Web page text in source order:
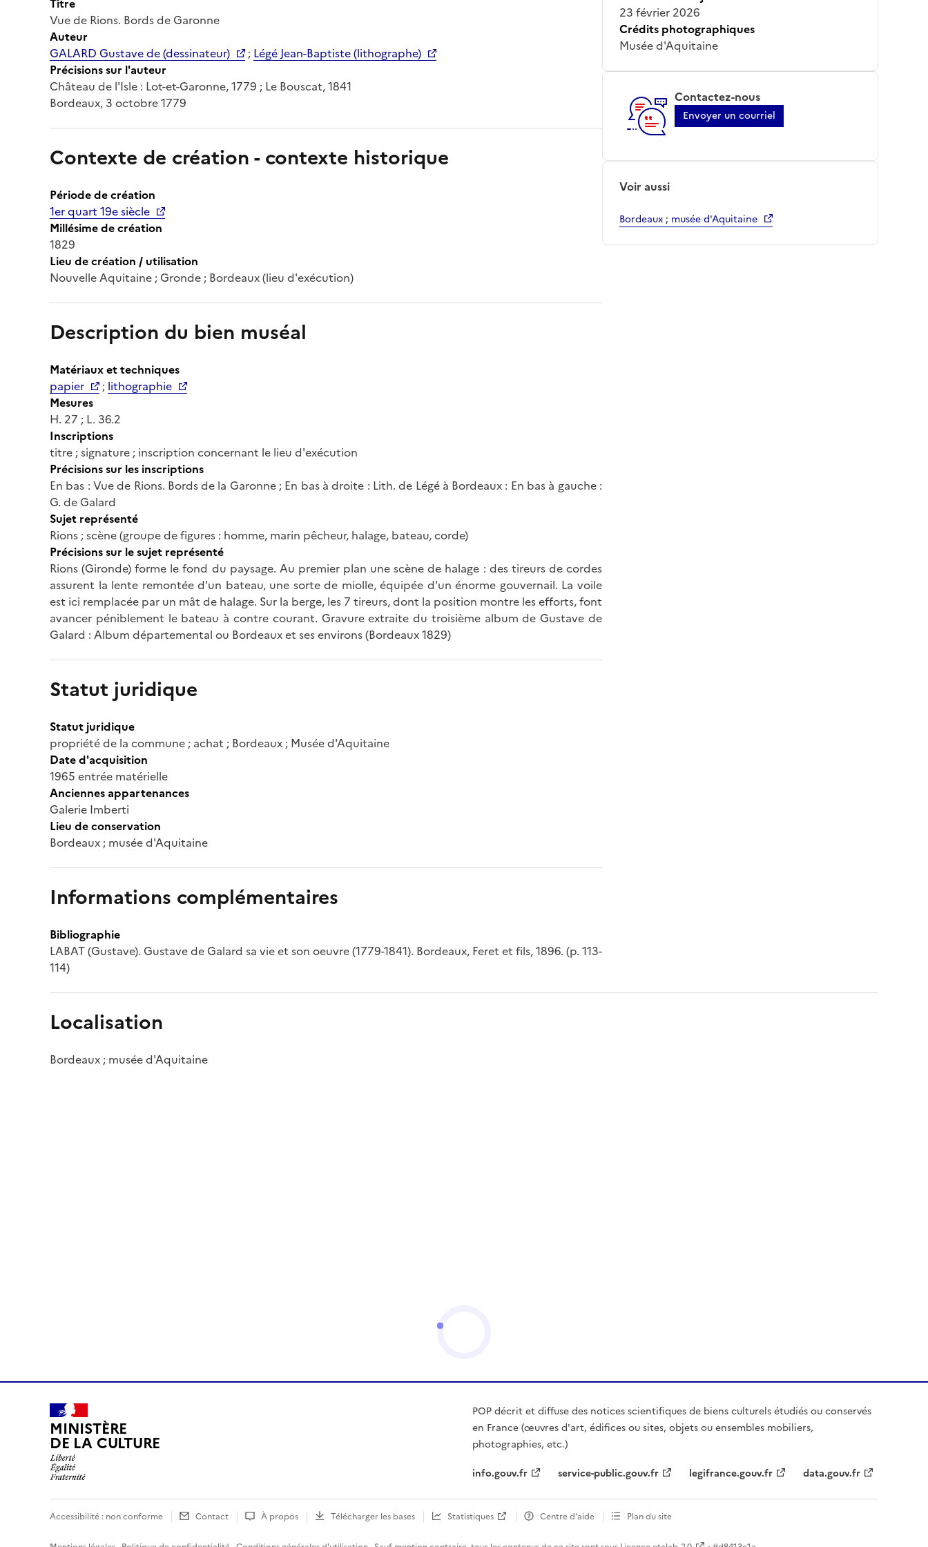
Vue de Rions. Bords de Garonne
Auteur
GALARD Gustave de (dessinateur)
; Légé Jean-Baptiste (lithographe)
Précisions sur l'auteur
Château de l'Isle : Lot-et-Garonne, 1779 ; Le Bouscat, 1841
Bordeaux, 3 octobre 1779
Contexte de création - contexte historique
Période de création
1er quart 19e siècle
Millésime de création
1829
Lieu de création / utilisation
Nouvelle Aquitaine ; Gronde ; Bordeaux (lieu d'exécution)
Description du bien muséal
Matériaux et techniques
papier
; lithographie
Mesures
H. 27 ; L. 36.2
Inscriptions
titre ; signature ; inscription concernant le lieu d'exécution
Précisions sur les inscriptions
En bas : Vue de Rions. Bords de la Garonne ; En bas à droite : Lith. de Légé à Bordeaux : En bas à gauche :
G. de Galard
Sujet représenté
Rions ; scène (groupe de figures : homme, marin pêcheur, halage, bateau, corde)
Précisions sur le sujet représenté
Rions (Gironde) forme le fond du paysage. Au premier plan une scène de halage : des tireurs de cordes
assurent la lente remontée d'un bateau, une sorte de miolle, équipée d'un énorme gouvernail. La voile
est ici remplacée par un mât de halage. Sur la berge, les 7 tireurs, dont la position montre les efforts, font
avancer péniblement le bateau à contre courant. Gravure extraite du troisième album de Gustave de
Galard : Album départemental ou Bordeaux et ses environs (Bordeaux 1829)
Statut juridique
Statut juridique
propriété de la commune ; achat ; Bordeaux ; Musée d'Aquitaine
Date d'acquisition
1965 entrée matérielle
Anciennes appartenances
Galerie Imberti
Lieu de conservation
Bordeaux ; musée d'Aquitaine
Informations complémentaires
Bibliographie
LABAT (Gustave). Gustave de Galard sa vie et son oeuvre (1779-1841). Bordeaux, Feret et fils, 1896. (p. 113-
114)
23 février 2026
Crédits photographiques
Musée d'Aquitaine
Contactez-nous
Envoyer un courriel
Voir aussi
Bordeaux ; musée d'Aquitaine
Localisation
Bordeaux ; musée d'Aquitaine
MINISTÈRE
DE LA CULTURE
POP décrit et diffuse des notices scientifiques de biens culturels étudiés ou conservés
en France (œuvres d'art, édifices ou sites, objets ou ensembles mobiliers,
photographies, etc.)
info.gouv.fr
service-public.gouv.fr legifrance.gouv.fr data.gouv.fr
Accessibilité : non conforme Contact À propos Télécharger les bases Statistiques Centre d’aide Plan du site